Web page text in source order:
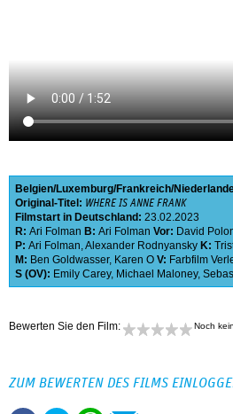
Belgien Luxemburg Frankreich
Original-Titel: WHERE IS ANNE FRANK
Filmstart in Deutschland: 23.02.2023
R: Ari Folman B: Ari Folman Vor: David
P: Ari Folman,Alexander Rodnyansky K:
M: Ben Goldwasser, Karen O V: Farbfilm
S (OV): Emily Carey, Michael Maloney,
Bewerten Sie den Film: Noch
ZUM BEWERTEN DES FILMS